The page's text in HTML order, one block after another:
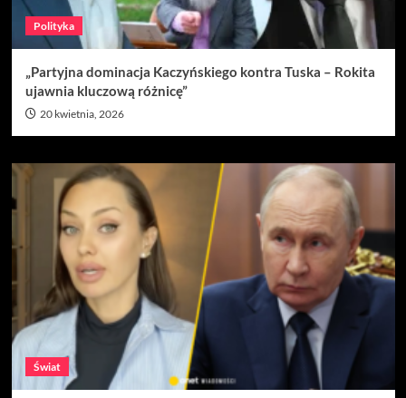
Polityka
„Partyjna dominacja Kaczyńskiego kontra Tuska – Rokita
ujawnia kluczową różnicę”
20 kwietnia, 2026
Świat